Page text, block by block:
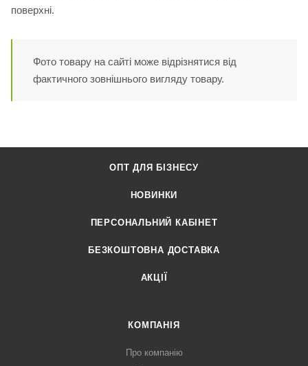
поверхні.
Фото товару на сайті може відрізнятися від
фактичного зовнішнього вигляду товару.
ОПТ ДЛЯ БІЗНЕСУ
НОВИНКИ
ПЕРСОНАЛЬНИЙ КАБІНЕТ
БЕЗКОШТОВНА ДОСТАВКА
АКЦІЇ
КОМПАНІЯ
Про компанію